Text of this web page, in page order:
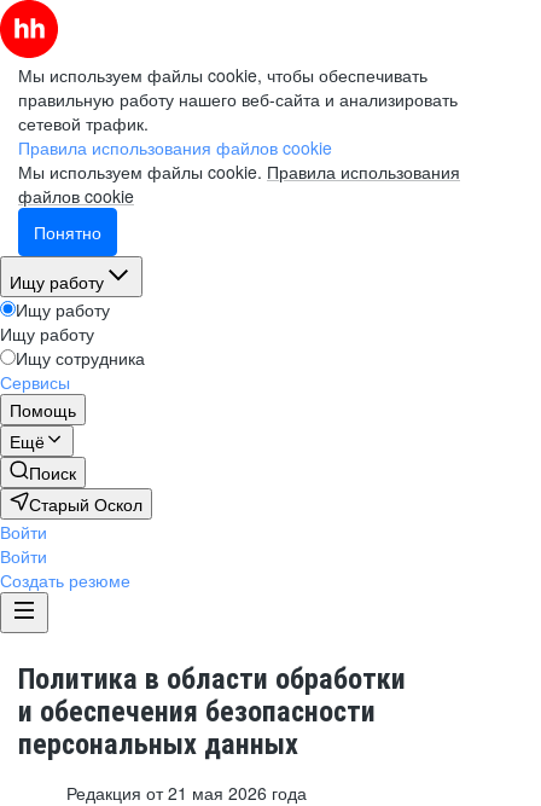
Мы используем файлы cookie, чтобы обеспечивать
правильную работу нашего веб-сайта и анализировать
сетевой трафик.
Правила использования файлов cookie
Мы используем файлы cookie. Правила использования
файлов cookie
Понятно
Ищу работу
Ищу работу
Ищу работу
Ищу сотрудника
Сервисы
Помощь
Ещё
Поиск
Старый Оскол
Войти
Войти
Создать резюме
Политика в области обработки
и обеспечения безопасности
персональных данных
Редакция от 21 мая 2026 года